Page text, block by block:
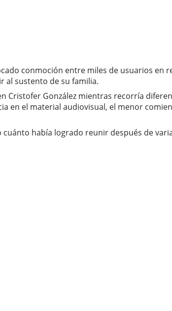
conmoción entre miles de usuarios en
al sustento de su familia.
Cristofer González mientras recorría
en el material audiovisual, el menor
había logrado reunir después de